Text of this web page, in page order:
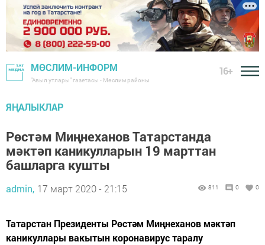
МӨСЛИМ-ИНФОРМ
"Авыл утлары" газетасы - Мөслим районы
16+
ЯҢАЛЫКЛАР
Рөстәм Миңнеханов Татарстанда
мәктәп каникулларын 19 марттан
башларга кушты
admin, 17 март 2020 - 21:15 811 0 0
Татарстан Президенты Рөстәм Миңнеханов мәктәп
каникуллары вакытын коронавирус таралу